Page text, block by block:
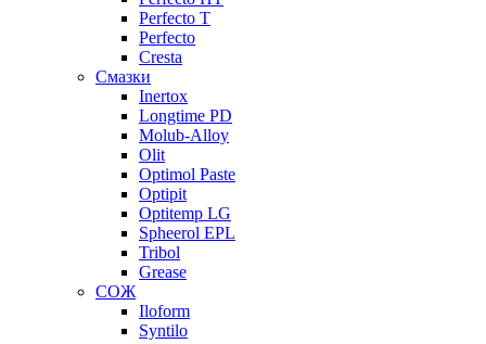
Perfecto T
Perfecto
Cresta
Смазки
Inertox
Longtime PD
Molub-Alloy
Olit
Optimol Paste
Optipit
Optitemp LG
Spheerol EPL
Tribol
Grease
СОЖ
Iloform
Syntilo